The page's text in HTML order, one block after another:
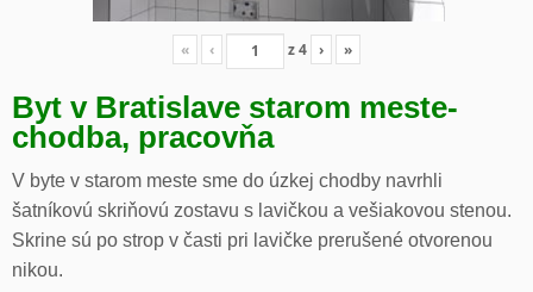
« ‹ z4 › »
Byt v Bratislave starom meste-
chodba, pracovňa
V byte v starom meste sme do úzkej chodby navrhli
šatníkovú skriňovú zostavu s lavičkou a vešiakovou stenou.
Skrine sú po strop v časti pri lavičke prerušené otvorenou
nikou.